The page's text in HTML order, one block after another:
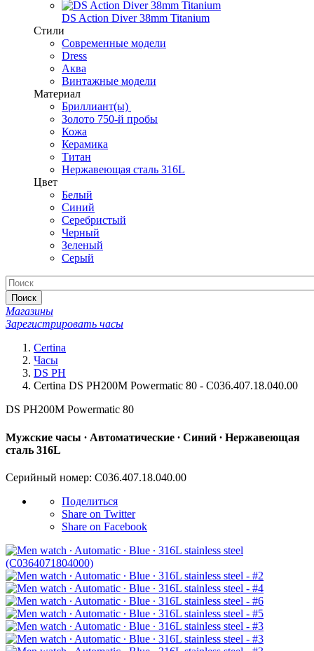
DS Action Diver 38mm Titanium
Стили
Современные модели
Dress
Аква
Винтажные модели
Материал
Бриллиант(ы)
Золото 750-й пробы
Кожа
Керамика
Титан
Нержавеющая сталь 316L
Цвет
Белый
Синий
Серебристый
Черный
Зеленый
Серый
Поиск
Магазины
Зарегистрировать часы
Certina
Часы
DS PH
Certina DS PH200M Powermatic 80 - C036.407.18.040.00
DS PH200M Powermatic 80
Мужские часы ∙ Автоматические ∙ Синий ∙ Нержавеющая
сталь 316L
Серийный номер: C036.407.18.040.00
Поделиться
Share on Twitter
Share on Facebook